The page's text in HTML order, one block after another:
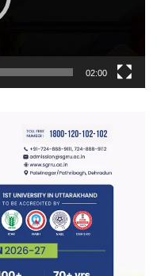
02:00